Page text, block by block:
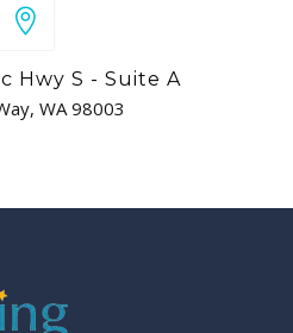
Hwy S - Suite A
WA 98003